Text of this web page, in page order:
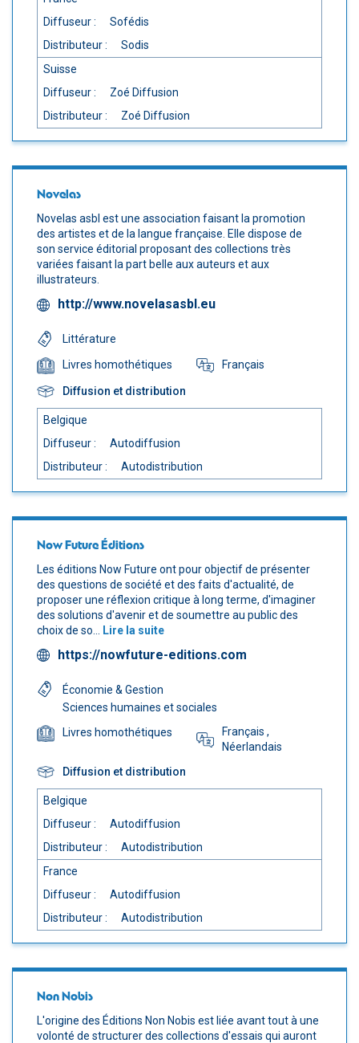
Diffuseur :
Sofédis
Distributeur :
Sodis
Suisse
Diffuseur :
Zoé Diffusion
Distributeur :
Zoé Diffusion
Novelas
Novelas asbl est une association faisant la promotion
des artistes et de la langue française. Elle dispose de
son service éditorial proposant des collections très
variées faisant la part belle aux auteurs et aux
illustrateurs.
http://www.novelasasbl.eu
Littérature
Livres homothétiques
Français
Diffusion et distribution
Belgique
Diffuseur :
Autodiffusion
Distributeur :
Autodistribution
Now Future Éditions
Les éditions Now Future ont pour objectif de présenter
des questions de société et des faits d'actualité, de
proposer une réflexion critique à long terme, d'imaginer
des solutions d'avenir et de soumettre au public des
choix de so...
Lire la suite
https://nowfuture-editions.com
Économie & Gestion
Sciences humaines et sociales
Livres homothétiques
Français ,
Néerlandais
Diffusion et distribution
Belgique
Diffuseur :
Autodiffusion
Distributeur :
Autodistribution
France
Diffuseur :
Autodiffusion
Distributeur :
Autodistribution
Non Nobis
L'origine des Éditions Non Nobis est liée avant tout à une
volonté de structurer des collections d'essais qui auront